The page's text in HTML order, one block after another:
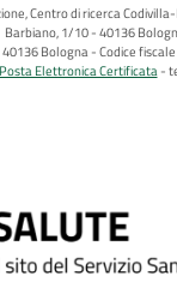
Centro di ricerca
Barbiano, 1/10 - 40136
40136 Bologna - Codice
Posta Elettronica Certificata